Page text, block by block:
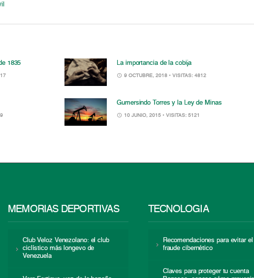
1835 La importancia de la cobija
9 OCTUBRE, 2018 • VISITAS: 4812
Gumersindo Torres y la Ley de Minas
10 JUNIO, 2015 • VISITAS: 5121
MEMORIAS DEPORTIVAS
Club Veloz Venezolano: el club
ciclístico más longevo de
Venezuela
TECNOLOGÍA
Recomendaciones para evitar el
fraude cibernético
Claves para proteger tu cuenta